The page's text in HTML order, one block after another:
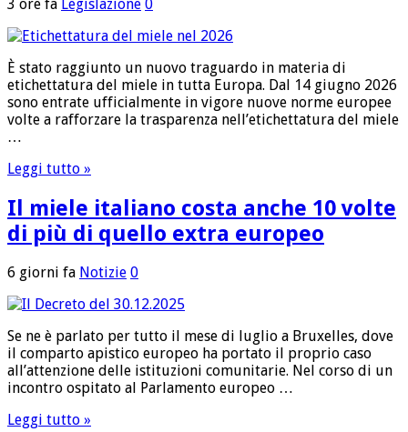
3 ore fa Legislazione 0
È stato raggiunto un nuovo traguardo in materia di
etichettatura del miele in tutta Europa. Dal 14 giugno 2026
sono entrate ufficialmente in vigore nuove norme europee
volte a rafforzare la trasparenza nell’etichettatura del miele
…
Leggi tutto »
Il miele italiano costa anche 10 volte
di più di quello extra europeo
6 giorni fa Notizie 0
Se ne è parlato per tutto il mese di luglio a Bruxelles, dove
il comparto apistico europeo ha portato il proprio caso
all’attenzione delle istituzioni comunitarie. Nel corso di un
incontro ospitato al Parlamento europeo …
Leggi tutto »